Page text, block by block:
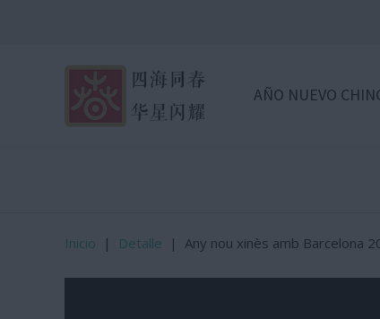
AÑO NUEVO
Inicio | Detalle | Any nou xinès amb Barcelona